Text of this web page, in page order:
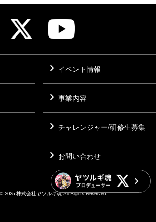
chevron_right イベント情報
chevron_right 事業内容
chevron_right チャレンジャー/研修生募集
chevron_right お問い合わせ
2025 株式会社ヤツルギ魂 All Rights Reserved.